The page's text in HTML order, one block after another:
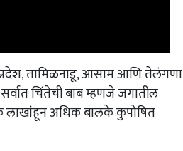
प्रदेश, तामिळनाडू, आसाम आणि तेलंगणा
चिंतेची बाब म्हणजे जगातील
एक लाखांहून अधिक बालके कुपोषित